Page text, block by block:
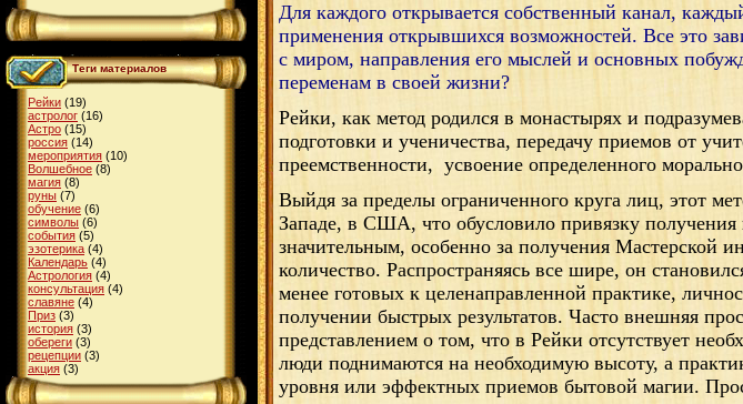
Теги материалов
Рейки (19)
астролог (16)
Астро (15)
россия (14)
мероприятия (10)
Волшебное (8)
магия (8)
руны (7)
обучение (6)
символы (6)
события (5)
эзотерика (4)
Календарь (4)
Астрология (4)
консультация (4)
славяне (4)
Приз (3)
история (3)
обереги (3)
рецепции (3)
акция (3)
Для каждого открывается собственный канал,
применения открывшихся возможностей. Все это
с миром, направления его мыслей и основных
переменам в своей жизни?
Рейки, как метод родился в монастырях и
подготовки и ученичества, передачу приемов от
преемственности, усвоение определенного
Выйдя за пределы ограниченного круга лиц, этот
Западе, в США, что обусловило привязку
значительным, особенно за получения Мастерской
количество. Распространяясь все шире, он
менее готовых к целенаправленной практике,
получении быстрых результатов. Часто внешняя
представлением о том, что в Рейки отсутствует
люди поднимаются на необходимую высоту, а
уровня или эффектных приемов бытовой магии.